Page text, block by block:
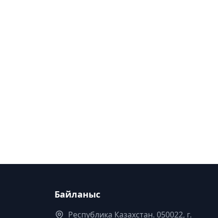
Байланыс
Республика Казахстан. 050022, г.